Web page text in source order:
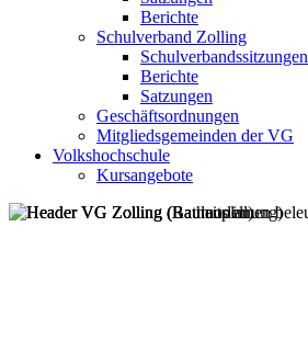
Berichte
Schulverband Zolling
Schulverbandssitzungen
Berichte
Satzungen
Geschäftsordnungen
Mitgliedsgemeinden der VG
Volkshochschule
Kursangebote